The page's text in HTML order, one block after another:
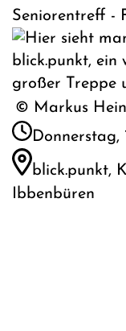
Seniorentreff -
© Markus
Donnerstag,
blick.punkt,
Ibbenbüren